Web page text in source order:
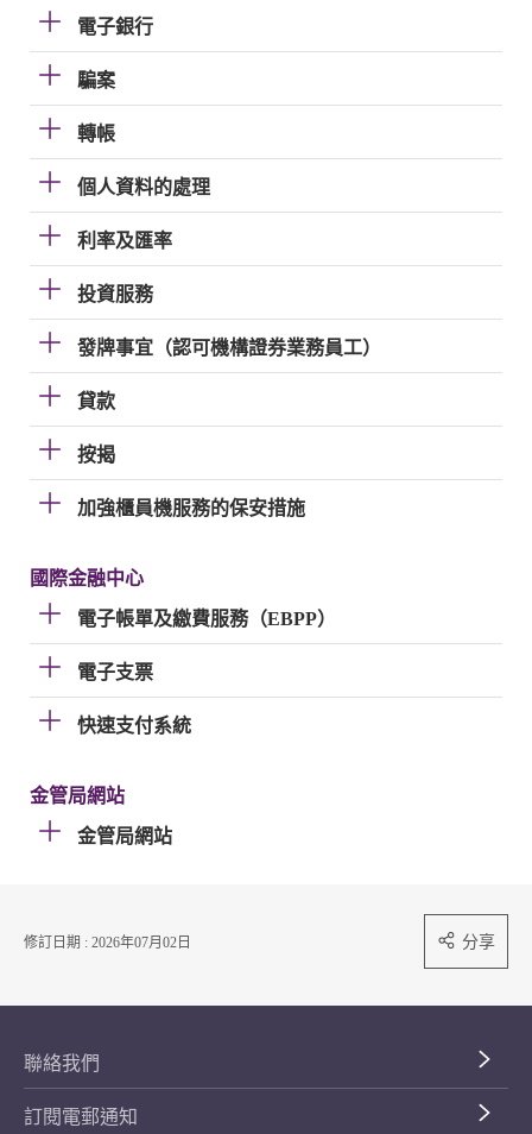
電子銀行
騙案
轉帳
個人資料的處理
利率及匯率
投資服務
發牌事宜（認可機構證券業務員工）
貸款
按揭
加強櫃員機服務的保安措施
國際金融中心
電子帳單及繳費服務（EBPP）
電子支票
快速支付系統
金管局網站
金管局網站
修訂日期 : 2026年07月02日 分享
聯絡我們
訂閱電郵通知